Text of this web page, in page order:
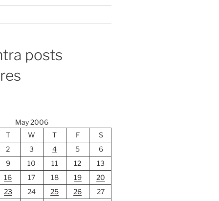
posts
May 2006
T
W T F
S
2
3 4 5
6
9
10 11 12
13
16
17 18 19
20
23
24 25 26
27